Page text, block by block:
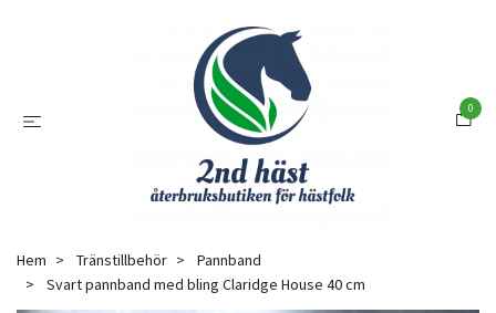
0
Hem Tränstillbehör
Pannband
Svart pannband med bling Claridge House 40 cm